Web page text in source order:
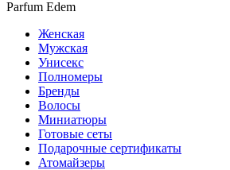
Parfum Edem
Женская
Мужская
Унисекс
Полномеры
Бренды
Волосы
Миниатюры
Готовые сеты
Подарочные сертификаты
Атомайзеры